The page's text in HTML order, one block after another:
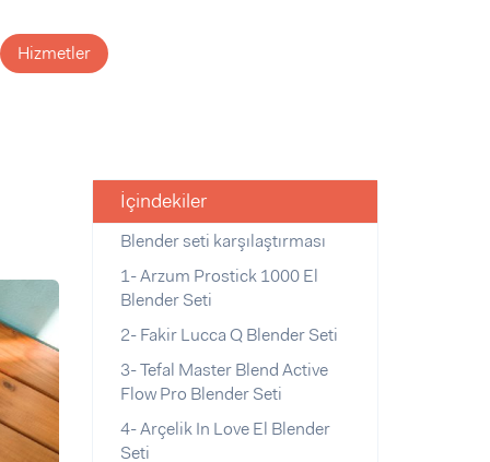
Hizmetler
İçindekiler
Blender seti karşılaştırması
1- Arzum Prostick 1000 El
Blender Seti
2- Fakir Lucca Q Blender Seti
3- Tefal Master Blend Active
Flow Pro Blender Seti
4- Arçelik In Love El Blender
Seti